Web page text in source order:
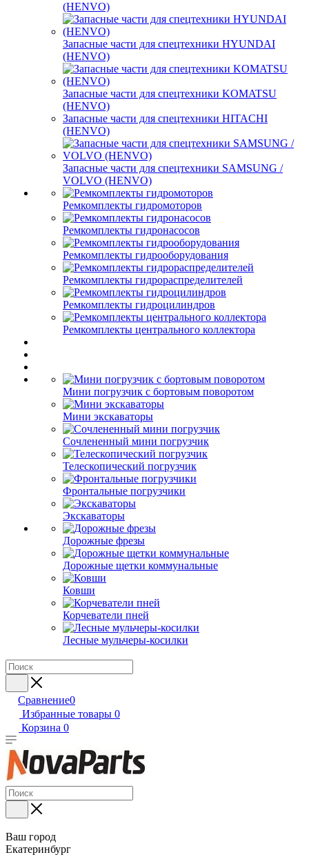
(HENVO)
Запасные части для спецтехники HYUNDAI
(HENVO)
Запасные части для спецтехники KOMATSU
(HENVO)
Запасные части для спецтехники HITACHI
(HENVO)
Запасные части для спецтехники SAMSUNG /
VOLVO (HENVO)
Ремкомплекты гидромоторов
Ремкомплекты гидронасосов
Ремкомплекты гидрооборудования
Ремкомплекты гидрораспределителей
Ремкомплекты гидроцилиндров
Ремкомплекты центрального коллектора
Мини погрузчик с бортовым поворотом
Мини экскаваторы
Сочлененный мини погрузчик
Телескопический погрузчик
Фронтальные погрузчики
Экскаваторы
Дорожные фрезы
Дорожные щетки коммунальные
Ковши
Корчеватели пней
Лесные мульчеры-косилки
Сравнение0
Избранные товары 0
Корзина 0
Ваш город
Екатеринбург